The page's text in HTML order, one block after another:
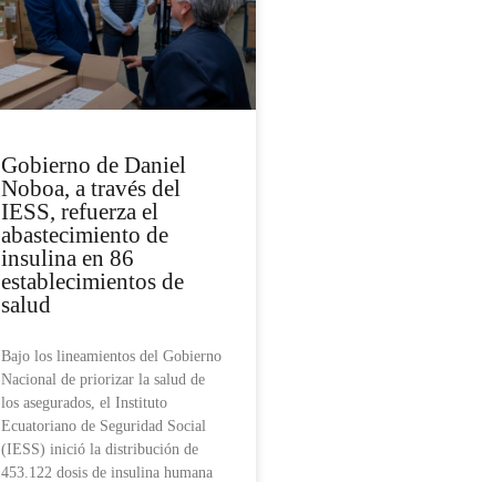
Gobierno de Daniel
Noboa, a través del
IESS, refuerza el
abastecimiento de
insulina en 86
establecimientos de
salud
Bajo los lineamientos del Gobierno
Nacional de priorizar la salud de
los asegurados, el Instituto
Ecuatoriano de Seguridad Social
(IESS) inició la distribución de
453.122 dosis de insulina humana